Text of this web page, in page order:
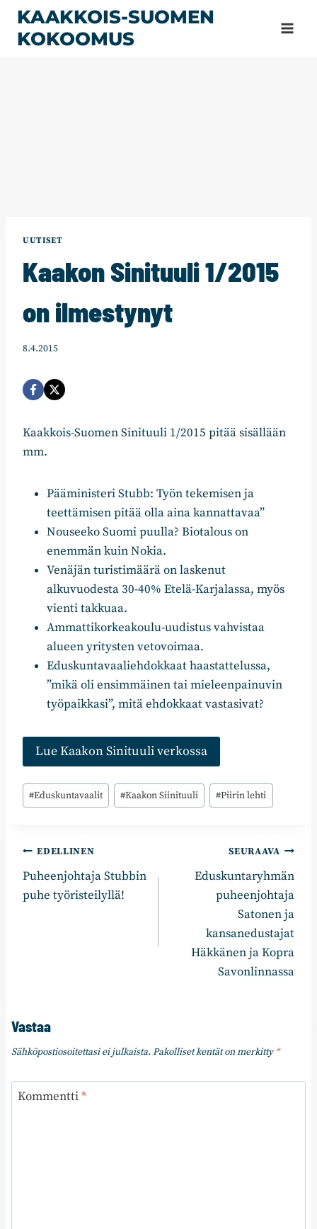
Siirry
sisältöön
KAAKKOIS-SUOMEN
KOKOOMUS
UUTISET
Kaakon Sinituuli 1/2015
on ilmestynyt
8.4.2015
Kaakkois-Suomen Sinituuli 1/2015 pitää sisällään
mm.
Pääministeri Stubb: Työn tekemisen ja
teettämisen pitää olla aina kannattavaa”
Nouseeko Suomi puulla? Biotalous on
enemmän kuin Nokia.
Venäjän turistimäärä on laskenut
alkuvuodesta 30-40% Etelä-Karjalassa, myös
vienti takkuaa.
Ammattikorkeakoulu-uudistus vahvistaa
alueen yritysten vetovoimaa.
Eduskuntavaaliehdokkaat haastattelussa,
”mikä oli ensimmäinen tai mieleenpainuvin
työpaikkasi”, mitä ehdokkaat vastasivat?
Lue Kaakon Sinituuli verkossa
Avainsanat:
#Eduskuntavaalit #Kaakon Siinituuli #Piirin lehti
Artikkelien
selaus
EDELLINEN
Puheenjohtaja Stubbin
puhe työristeilyllä!
SEURAAVA
Eduskuntaryhmän
puheenjohtaja
Satonen ja
kansanedustajat
Häkkänen ja Kopra
Savonlinnassa
Vastaa
Sähköpostiosoitettasi ei julkaista. Pakolliset kentät on merkitty*
Kommentti*